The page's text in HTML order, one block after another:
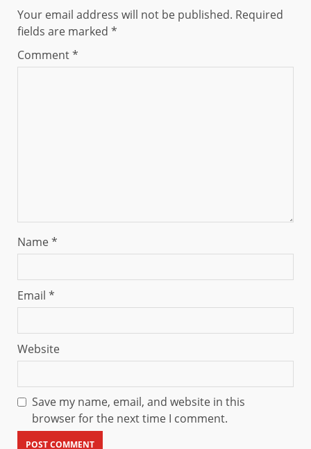
Your email address will not be published. Required
fields are marked *
Comment*
Name*
Email *
Website
Save my name, email, and website in this
browser for the next time I comment.